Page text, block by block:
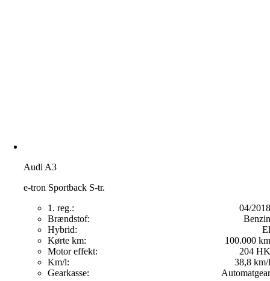
Audi A3
e-tron Sportback S-tr.
1. reg.:
04/2018
Brændstof:
Benzin
Hybrid:
El
Kørte km:
100.000 km
Motor effekt:
204 HK
Km/l:
38,8 km/l
Gearkasse:
Automatgear